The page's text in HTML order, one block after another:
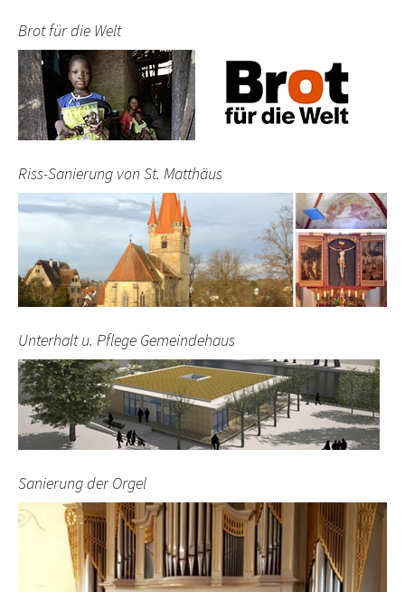
Brot für die Welt
Riss-Sanierung von St. Matthäus
Unterhalt u. Pflege Gemeindehaus
Sanierung der Orgel